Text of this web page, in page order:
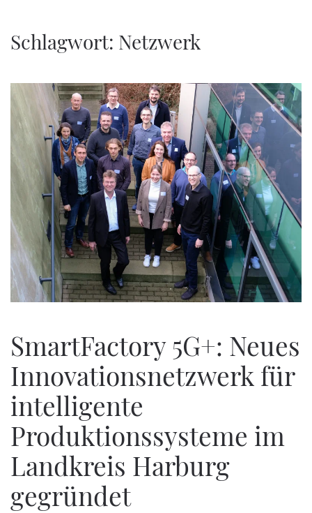
Zum Hauptinhalt springen
Schlagwort: Netzwerk
SmartFactory 5G+: Neues
Innovationsnetzwerk für
intelligente
Produktionssysteme im
Landkreis Harburg
gegründet